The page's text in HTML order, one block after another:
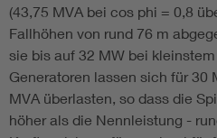
(43,75 MVA bei cos phi = 0,8
Fallhöhen von rund 76 m
sie bis auf 32 MW bei
Generatoren lassen sich für 30
MVA überlasten, so dass die
höher als die Nennleistung -